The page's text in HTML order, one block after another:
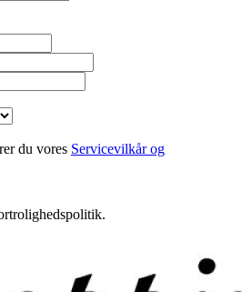
du vores Servicevilkår og